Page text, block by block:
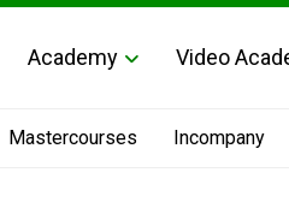
Academy Video
Mastercourses Incompany